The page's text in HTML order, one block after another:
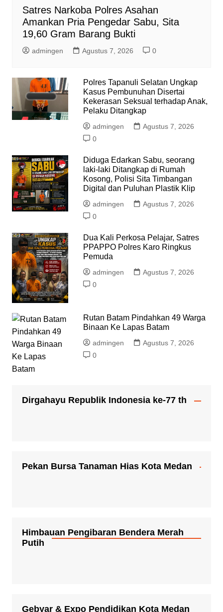
Satres Narkoba Polres Asahan
Amankan Pria Pengedar Sabu, Sita
19,60 Gram Barang Bukti
admingen Agustus 7, 2026 0
Polres Tapanuli Selatan Ungkap
Kasus Pembunuhan Disertai
Kekerasan Seksual terhadap Anak,
Pelaku Ditangkap
admingen
Agustus 7, 2026
0
Diduga Edarkan Sabu, seorang
laki-laki Ditangkap di Rumah
Kosong, Polisi Sita Timbangan
Digital dan Puluhan Plastik Klip
admingen
Agustus 7, 2026
0
Dua Kali Perkosa Pelajar, Satres
PPAPPO Polres Karo Ringkus
Pemuda
admingen
Agustus 7, 2026
0
Rutan Batam Pindahkan 49 Warga
Binaan Ke Lapas Batam
admingen
Agustus 7, 2026
0
Dirgahayu Republik Indonesia ke-77 th
Pekan Bursa Tanaman Hias Kota Medan
Himbauan Pengibaran Bendera Merah
Putih
Gebyar & Expo Pendidikan Kota Medan